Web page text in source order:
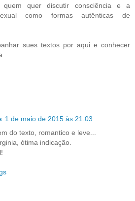
quer discutir consciência e a
como formas autênticas de
sues textos por aqui e conhecer
1 de maio de 2015 às 21:03
do texto, romantico e leve...
ótima indicação.